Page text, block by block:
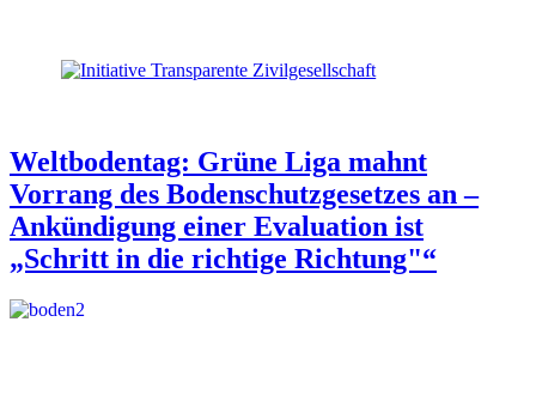
Weltbodentag: Grüne Liga mahnt
Vorrang des Bodenschutzgesetzes an –
Ankündigung einer Evaluation ist
„Schritt in die richtige Richtung"“